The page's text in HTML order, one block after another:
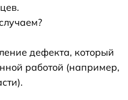
дефекта, который
работой (например,